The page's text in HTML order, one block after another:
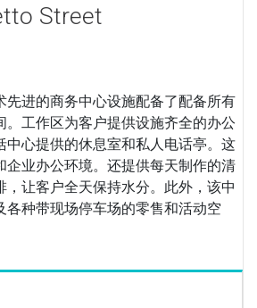
Street
先进的商务中心设施配备了配备所有
。工作区为客户提供设施齐全的办公
中心提供的休息室和私人电话亭。这
企业办公环境。还提供每天制作的清
，让客户全天保持水分。此外，该中
各种带现场停车场的零售和活动空